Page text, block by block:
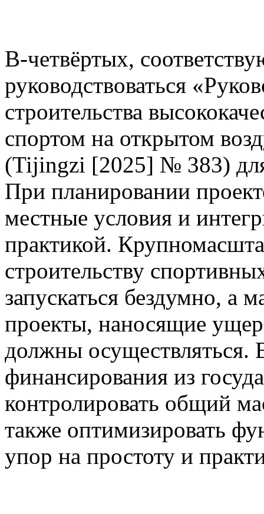
В-четвёртых,
руководствоваться
строительства
спортом на открытом
(Tijingzi [2025] № 383) для
При планировании
местные условия и
практикой.
строительству
запускаться бездумно, а
проекты, наносящие
должны
финансирования из
контролировать общий
также оптимизировать
упор на простоту и